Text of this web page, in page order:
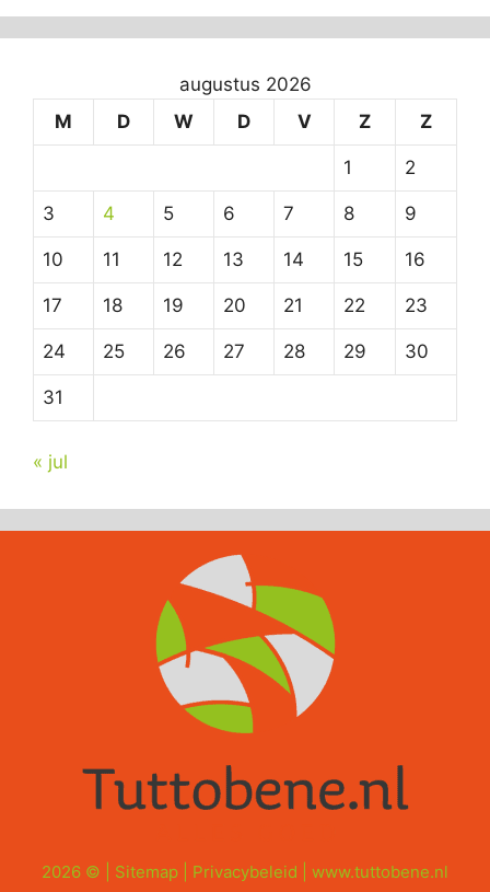
augustus 2026
M
D W D V Z Z
1 2
3 4 5 6 7 8 9
10 11 12 13 14 15 16
17 18 19 20 21 22 23
24 25 26 27 28 29 30
31
« jul
2026 © | Sitemap Privacybeleid www.tuttobene.nl